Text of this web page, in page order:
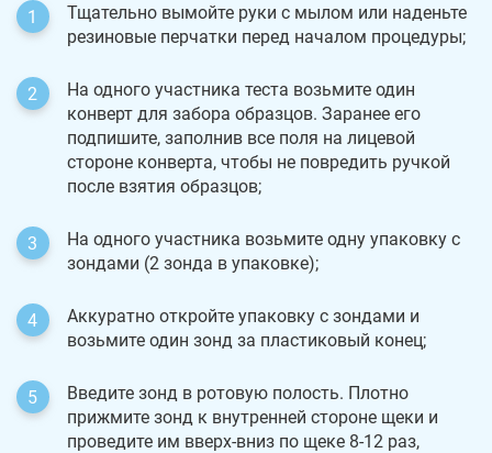
Тщательно вымойте руки с мылом или наденьте
резиновые перчатки перед началом процедуры;
На одного участника теста возьмите один
конверт для забора образцов. Заранее его
подпишите, заполнив все поля на лицевой
стороне конверта, чтобы не повредить ручкой
после взятия образцов;
На одного участника возьмите одну упаковку с
зондами (2 зонда в упаковке);
Аккуратно откройте упаковку с зондами и
возьмите один зонд за пластиковый конец;
Введите зонд в ротовую полость. Плотно
прижмите зонд к внутренней стороне щеки и
проведите им вверх-вниз по щеке 8-12 раз,